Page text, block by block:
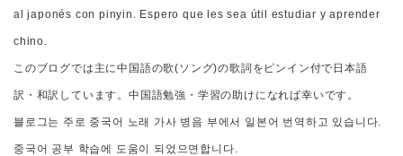
al japonés con pinyin. Espero que les sea útil estudiar y aprender
chino.
このブログでは主に中国語の歌(ソング)の歌詞をピンイン付で日本語
訳・和訳しています。中国語勉強・学習の助けになれば幸いです。
블로그는 주로 중국어 노래 가사 병음 부에서 일본어 번역하고 있습니다.
중국어 공부 학습에 도움이 되었으면합니다.